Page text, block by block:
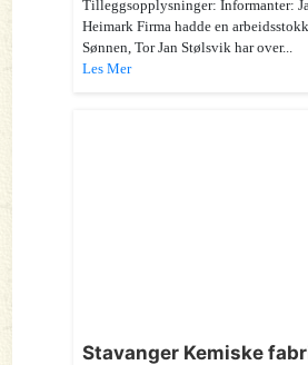
Tilleggsopplysninger: Informanter:
Heimark Firma hadde en
Sønnen, Tor Jan Stølsvik har over...
Les Mer
Stavanger Kemiske